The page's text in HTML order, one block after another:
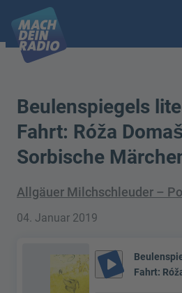
Beulenspiegels
Fahrt: Róža
Sorbische
Allgäuer Milchschleuder –
04. Januar 2019
play_arrow
Fahrt: